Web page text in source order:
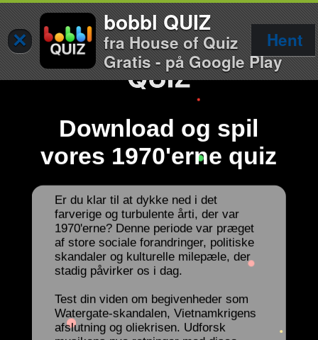
×
bobbl QUIZ
fra House of Quiz
Gratis - på Google Play
Hent
Download og spil
vores 1970'erne quiz
Er du klar til at dykke ned i det
farverige og turbulente årti, der var
1970'erne? Denne periode var præget
af store sociale forandringer, politiske
skandaler og kulturelle milepæle, der
stadig påvirker os i dag.
Test din viden om begivenheder som
Watergate-skandalen, Vietnamkrigens
afslutning og oliekrisen. Udforsk